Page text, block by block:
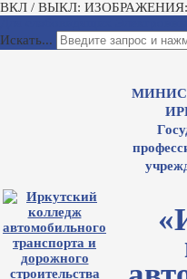
ВКЛ / ВЫКЛ: ИЗОБРАЖЕНИЯ:
Искать...